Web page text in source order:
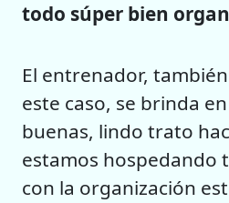
todo súper bien
El entrenador,
este caso, se brinda
buenas, lindo trato
estamos hospedando
con la organización